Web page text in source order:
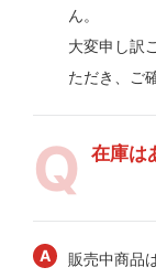
ん。
大変申し訳
ただき、ご
在庫は
販売中商品